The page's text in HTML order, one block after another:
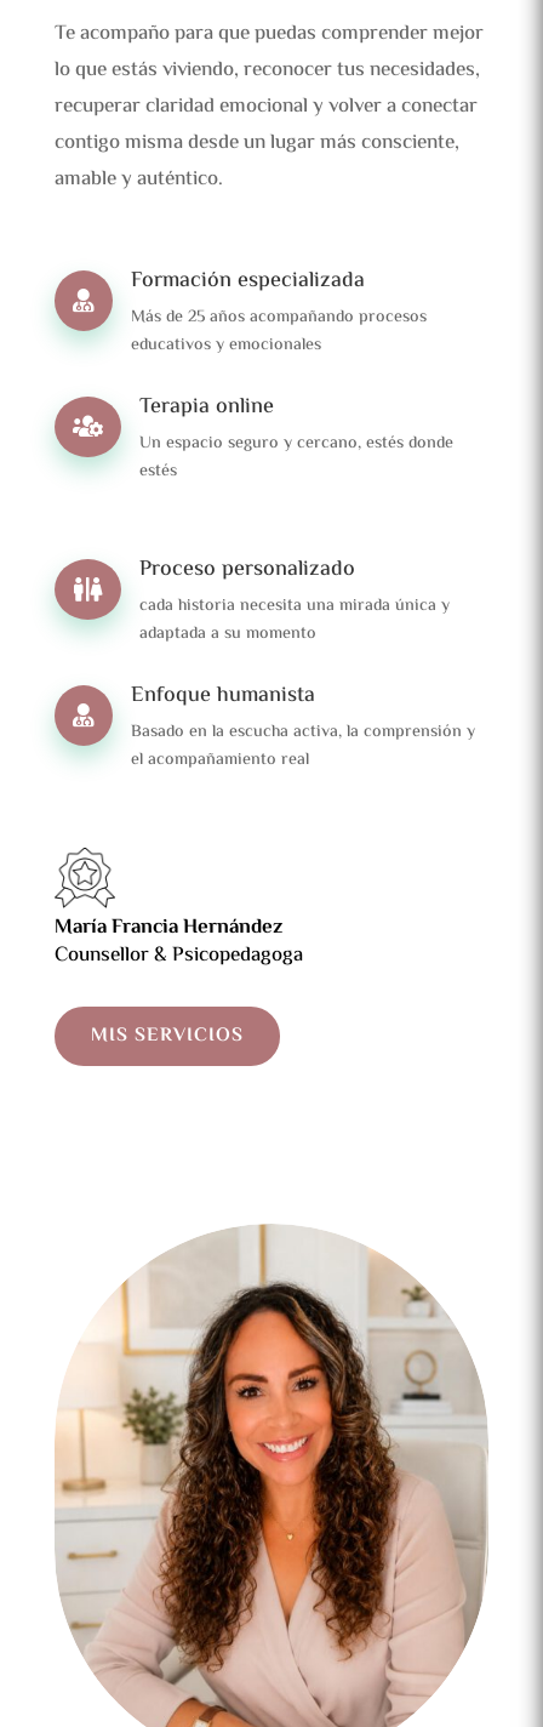
Te acompaño para que puedas comprender mejor
lo que estás viviendo, reconocer tus necesidades,
recuperar claridad emocional y volver a conectar
contigo misma desde un lugar más consciente,
amable y auténtico.

Formación especializada
Más de 25 años acompañando procesos
educativos y emocionales

Terapia online
Un espacio seguro y cercano, estés donde
estés

Proceso personalizado
cada historia necesita una mirada única y
adaptada a su momento

Enfoque humanista
Basado en la escucha activa, la comprensión y
el acompañamiento real
María Francia Hernández
Counsellor & Psicopedagoga
MIS SERVICIOS